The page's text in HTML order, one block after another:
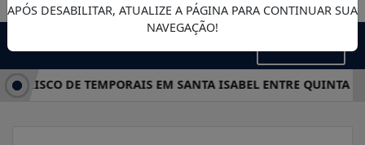
DE TEMPORAIS EM SANTA ISABEL ENTRE QUINTA E
APÓS DESABILITAR, ATUALIZE A PÁGINA PARA CONTINUAR SUA
NAVEGAÇÃO!